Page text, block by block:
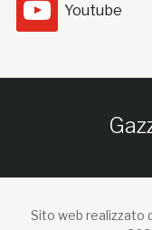
Youtube
Sito web realizzato